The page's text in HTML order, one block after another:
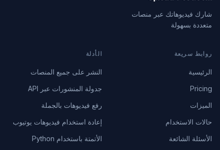
شارك فيديوهاتك عبر منصات
متعددة بسهولة
روابط سريعة
الرئيسية
Pricing
الميزات
حالات الاستخدام
الأسئلة الشائعة
الأدلة
النشر على جميع المنصات
جدولة المنشورات عبر API
رفع فيديوهات بالجملة
إعادة استخدام فيديوهات يوتيوب
الأتمتة باستخدام Python